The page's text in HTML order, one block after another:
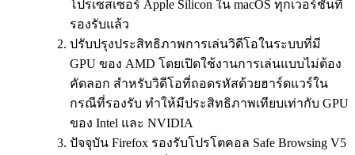
โปรเซสเซอร์ Apple Silicon ใน macOS ทุกเวอร์ชันที่
รองรับแล้ว
ปรับปรุงประสิทธิภาพการเล่นวิดีโอในระบบที่มี
GPU ของ AMD โดยเปิดใช้งานการเล่นแบบไม่ต้อง
คัดลอก สำหรับวิดีโอที่ถอดรหัสด้วยฮาร์ดแวร์ใน
กรณีที่รองรับ ทำให้มีประสิทธิภาพเทียบเท่ากับ GPU
ของ Intel และ NVIDIA
ปัจจุบัน Firefox รองรับโปรโตคอล Safe Browsing V5